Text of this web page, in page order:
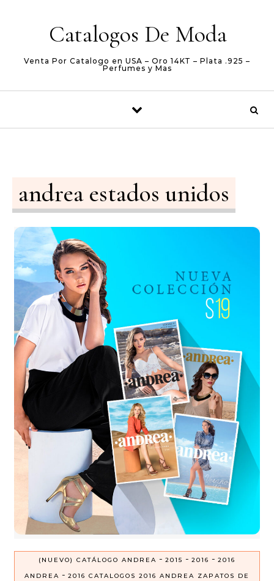
Catalogos De Moda
Venta Por Catalogo en USA – Oro 14KT – Plata .925 –
Perfumes y Mas
andrea estados unidos
(NUEVO) CATÁLOGO ANDREA - 2015 - 2016 - 2016
ANDREA - 2016 CATALOGOS 2016 ANDREA ZAPATOS DE